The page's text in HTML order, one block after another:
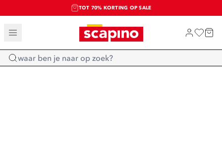
TOT 70% KORTING OP SALE
SALE: LAATSTE KANS!
SHOP NIEUW
Home